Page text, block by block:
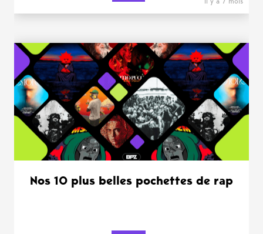
Nos 10 plus belles pochettes de rap